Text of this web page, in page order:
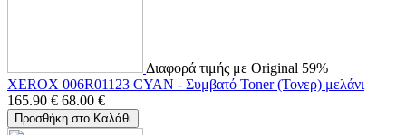
Διαφορά τιμής με Original 59%
XEROX 006R01123 CYAN - Συμβατό Toner (Τονερ) μελάνι
165.90 € 68.00 €
Προσθήκη στο Καλάθι